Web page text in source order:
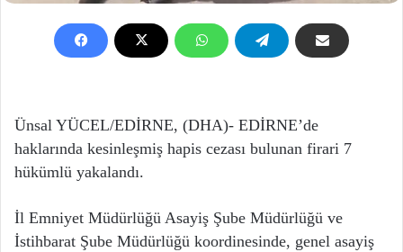
Ünsal YÜCEL/EDİRNE, (DHA)- EDİRNE’de
haklarında kesinleşmiş hapis cezası bulunan firari 7
hükümlü yakalandı.
İl Emniyet Müdürlüğü Asayiş Şube Müdürlüğü ve
İstihbarat Şube Müdürlüğü koordinesinde, genel asayiş